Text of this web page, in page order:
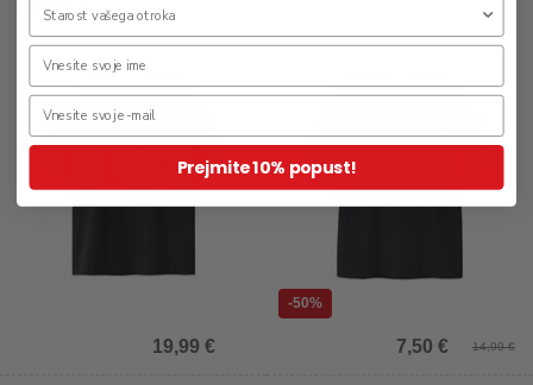
Pokemon
19,99 €
-50%
14,99 €
7,50 €
Prejmite 10% popust!